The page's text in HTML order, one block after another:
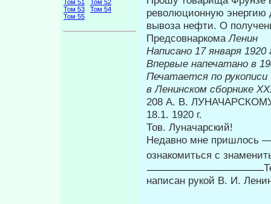
Том 51
Том 52
Том 53
Том 54
Том 55
революци­онную энергию
вывоза нефти. О
ПредсовнаркомаЛенин
Написано 17 января 1920
Впервые
Печатается по рукописи
в Ленинском сборнике
208 А. В.
18.1. 1920 г.
Тов. Луначарский!
Недавно мне пришлось
ознакомиться с
написан рукой В. И.